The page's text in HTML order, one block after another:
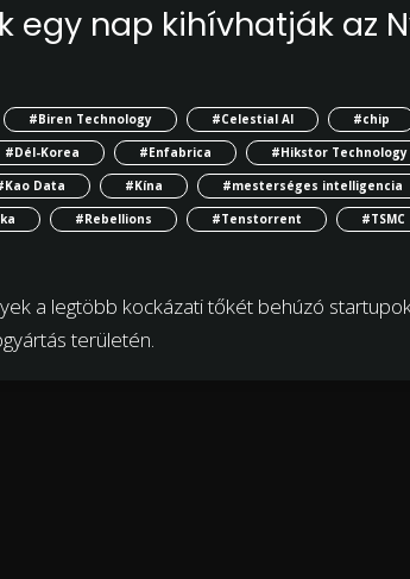
egy nap kihívhatják az
#Biren Technology #Celestial AI
#chip
#Dél-Korea #Enfabrica
#Hikstor Technology
Data #Kína
#mesterséges intelligencia
#Rebellions #Tenstorrent
#TSMC
a legtöbb kockázati tőkét behúzó
területén.